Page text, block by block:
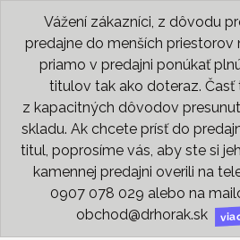
Vážení zákazníci, z dôvodu
predajne do menších priestorov
priamo v predajni ponúkať
titulov tak ako doteraz.
z kapacitných dôvodov
skladu. Ak chcete prísť do
titul, poprosíme vás, aby ste si
kamennej predajni overili na
0907 078 029 alebo na
obchod@drhorak.sk